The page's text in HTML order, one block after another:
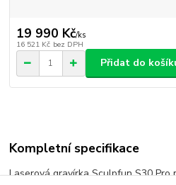
19 990 Kč/ks
16 521 Kč bez DPH
Přidat do
Kompletní specifikace
Laserová gravírka Sculpfun S30 Pro